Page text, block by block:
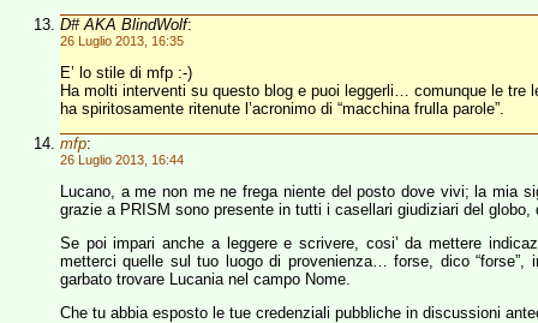
D# AKA BlindWolf:
26 Luglio 2013, 16:35
E’ lo stile di mfp :-)
Ha molti interventi su questo blog e puoi leggerli… comunque le
ha spiritosamente ritenute l’acronimo di “macchina frulla parole”.
mfp:
26 Luglio 2013, 16:44
Lucano, a me non me ne frega niente del posto dove vivi; la mia
grazie a PRISM sono presente in tutti i casellari giudiziari del
Se poi impari anche a leggere e scrivere, cosi’ da mettere
metterci quelle sul tuo luogo di provenienza… forse, dico “forse”,
garbato trovare Lucania nel campo Nome.
Che tu abbia esposto le tue credenziali pubbliche in discussioni